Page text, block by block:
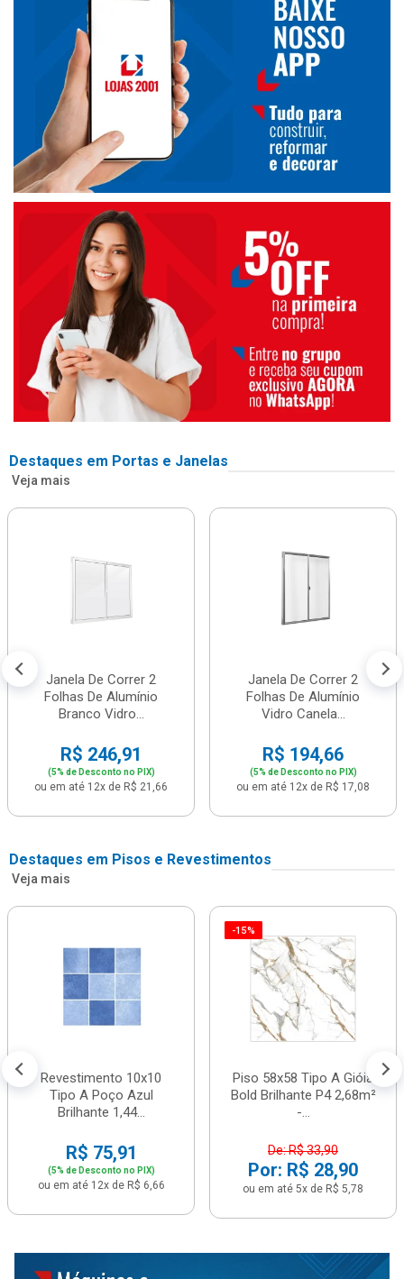
Destaques em Portas e Janelas
Veja mais
Janela De Correr 2
Folhas De Alumínio
Branco Vidro...
R$ 246,91
(5% de Desconto no PIX)
ou em até 12x de R$ 21,66
Janela De Correr 2
Folhas De Alumínio
Vidro Canela...
R$ 194,66
(5% de Desconto no PIX)
ou em até 12x de R$ 17,08
Destaques em Pisos e Revestimentos
Veja mais
Revestimento 10x10
Tipo A Poço Azul
Brilhante 1,44...
R$ 75,91
(5% de Desconto no PIX)
ou em até 12x de R$ 6,66
-15%
Piso 58x58 Tipo A Gióia
Bold Brilhante P4 2,68m²
-...
De: R$ 33,90
Por: R$ 28,90
ou em até 5x de R$ 5,78